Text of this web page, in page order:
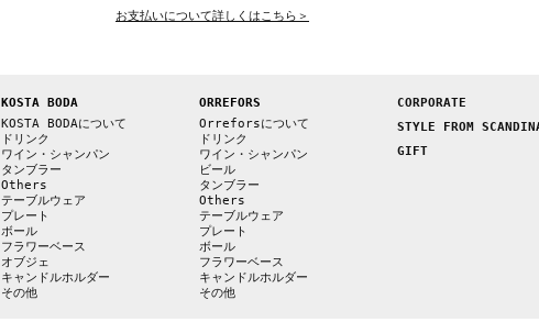
お支払いについて詳しくはこちら＞
KOSTA BODA
KOSTA BODAについて
ドリンク
ワイン・シャンパン
タンブラー
Others
テーブルウェア
プレート
ボール
フラワーベース
オブジェ
キャンドルホルダー
その他
ORREFORS
Orreforsについて
ドリンク
ワイン・シャンパン
ビール
タンブラー
Others
テーブルウェア
プレート
ボール
フラワーベース
キャンドルホルダー
その他
CORPORATE
STYLE FROM
GIFT